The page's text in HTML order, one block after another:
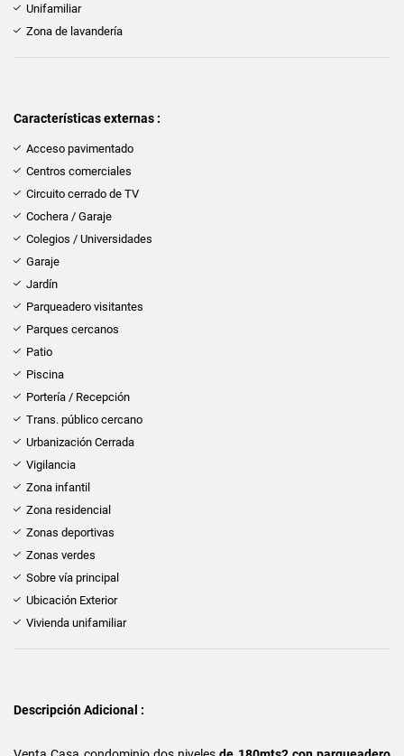
Unifamiliar
Zona de lavandería
Características externas :
Acceso pavimentado
Centros comerciales
Circuito cerrado de TV
Cochera / Garaje
Colegios / Universidades
Garaje
Jardín
Parqueadero visitantes
Parques cercanos
Patio
Piscina
Portería / Recepción
Trans. público cercano
Urbanización Cerrada
Vigilancia
Zona infantil
Zona residencial
Zonas deportivas
Zonas verdes
Sobre vía principal
Ubicación Exterior
Vivienda unifamiliar
Descripción Adicional :